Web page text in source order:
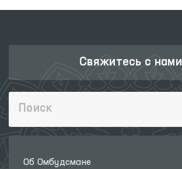
Свяжитесь с нами
Об Омбудсмане